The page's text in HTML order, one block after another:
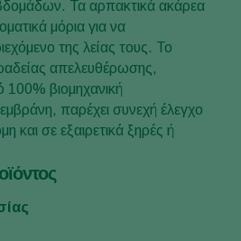
Τα αρπακτικά ακάρεα
μόρια για να
της λείας τους. Το
απελευθέρωσης,
βιομηχανική
παρέχει συνεχή έλεγχο
και σε εξαιρετικά ξηρές ή